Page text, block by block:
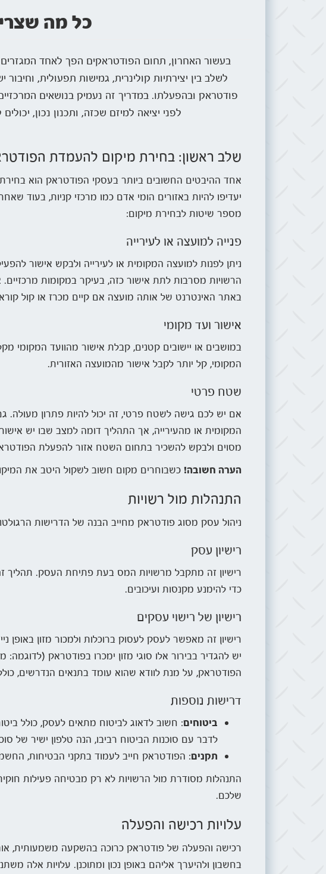
כל מה
בעשור האחרון, תחום הפודטראקים הפך לאחד המגזרים
לשלב בין יצירתיות קולינרית, גמישות תפעולית,
פודטראק ובהפעלתו. במדריך זה נעמיק בנושאים
לפני יציאה למיזם שכזה, ותכנון נכון,
שלב ראשון: בחירת מיקום להעמדת
אחד ההיבטים החשובים ביותר בעסקי הפודטראק הוא
יעדיפו להיות באזורים הומי אדם כמו מרכזי קניות, בעוד
מספר שיטות לבחירת מיקום:
פנייה למועצה או לעירייה
ניתן לפנות למועצה המקומית או לעירייה ולבקש אישור
הרשויות מסרבות לתת אישור כזה, בעיקר במקומות
באתר האינטרנט של אותה מועצה אם קיים מכרז או קול
אישור ועד מקומי
במושבים או יישובים קטנים, קבלת אישור מהוועד המקומי
המקומי, קל יותר לקבל אישור מהמועצה האזורית.
שטח פרטי
אם יש לכם גישה לשטח פרטי, זה יכול להיות פתרון מעולה.
המקומית או מהעירייה, אך התהליך דומה למצב שבו יש
מסוים ולבקש להשכיר בתחום השטח אזור להפעלת
הערה חשובה! כשבוחרים מקום חשוב לשקול היטב את
התנהלות מול רשויות
ניהול עסק מסוג פודטראק מחייב הבנה של הדרישות
רישיון עסק
רישיון זה מתקבל מרשויות המס בעת פתיחת העסק. תהליך
כדי להימנע מקנסות ועיכובים.
רישיון של רישוי עסקים
רישיון זה מאפשר לעסק לעסוק ברוכלות ולמכור מזון באופן
יש להגדיר בבירור אלו סוגי מזון ימכרו בפודטראק
הפודטראק, על מנת לוודא שהוא עומד בתנאים הנדרשים, כולל
דרישות נוספות
ביטוחים: חשוב לדאוג לביטוח מתאים לעסק, כולל
לדבר עם סוכנות הביטוח רביבו, הנה טלפון ישיר של סוכן: 054-
תקנים: הפודטראק חייב לעמוד בתקני הבטיחות,
התנהלות מסודרת מול הרשויות לא רק מבטיחה פעילות
שלכם.
עלויות רכישה והפעלה
רכישה והפעלה של פודטראק כרוכה בהשקעה משמעותית,
בחשבון ולהיערך אליהם באופן נכון ומתוכנן. עלויות אלה